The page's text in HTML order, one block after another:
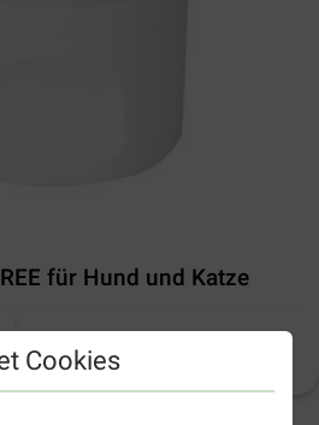
Cookies
für Hund und Katze
Produktinformation